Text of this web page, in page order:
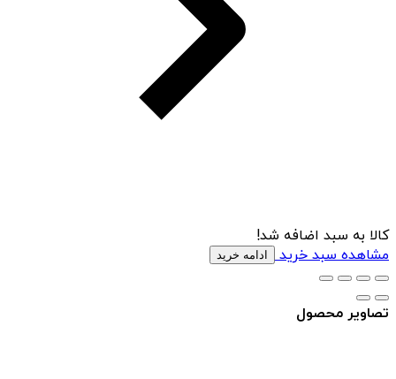
کالا به سبد اضافه شد!
مشاهده سبد خرید
ادامه خرید
تصاویر محصول